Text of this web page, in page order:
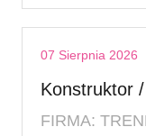
07 Sierpnia 2026
Konstruktor
FIRMA: